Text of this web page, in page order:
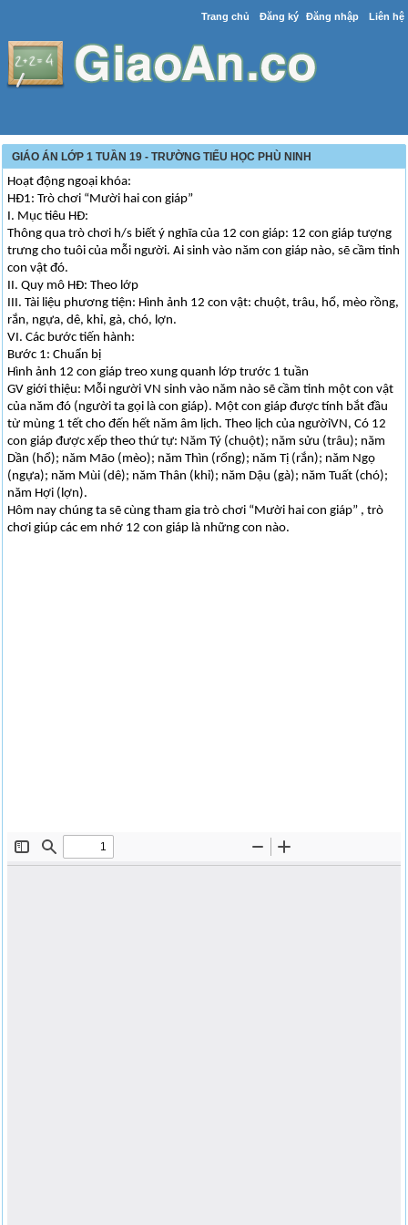
Trang chủ Đăng ký Đăng nhập Liên hệ
GIÁO ÁN LỚP 1 TUẦN 19 - TRƯỜNG TIỂU HỌC PHÙ NINH
Hoạt động ngoại khóa:
HĐ1: Trò chơi “Mười hai con giáp”
I. Mục tiêu HĐ:
Thông qua trò chơi h/s biết ý nghĩa của 12 con giáp: 12 con giáp tượng
trưng cho tuôi của mỗi người. Ai sinh vào năm con giáp nào, sẽ cầm tinh
con vật đó.
II. Quy mô HĐ: Theo lớp
III. Tài liệu phương tiện: Hình ảnh 12 con vật: chuột, trâu, hổ, mèo rồng,
rắn, ngựa, dê, khỉ, gà, chó, lợn.
VI. Các bước tiến hành:
Bước 1: Chuẩn bị
Hình ảnh 12 con giáp treo xung quanh lớp trước 1 tuần
GV giới thiệu: Mỗi người VN sinh vào năm nào sẽ cầm tinh một con vật
của năm đó (người ta gọi là con giáp). Một con giáp được tính bắt đầu
từ mùng 1 tết cho đến hết năm âm lịch. Theo lịch của ngườiVN, Có 12
con giáp được xếp theo thứ tự: Năm Tý (chuột); năm sửu (trâu); năm
Dần (hổ); năm Mão (mèo); năm Thìn (rổng); năm Tị (rắn); năm Ngọ
(ngựa); năm Mùi (dê); năm Thân (khỉ); năm Dậu (gà); năm Tuất (chó);
năm Hợi (lợn).
Hôm nay chúng ta sẽ cùng tham gia trò chơi “Mười hai con giáp” , trò
chơi giúp các em nhớ 12 con giáp là những con nào.